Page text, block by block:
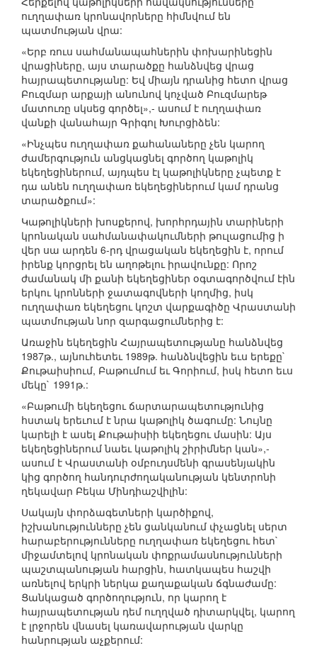
ուղղափառ կրոնավորները հիմնվում են
պատմության վրա:
«Երբ ռուս սահմանապահներին փոխարինեցին
վրացիները, այս տարածքը հանձնվեց վրաց
հայրապետությանը: Եվ միայն դրանից հետո վրաց
Բուզմար արքայի անունով կոչված Բուզմարեթ
մատուռը սկսեց գործել»,- ասում է ուղղափառ
վանքի վանահայր Գրիգոլ Խուրցիձեն:
«Ինչպես ուղղափառ քահանաները չեն կարող
ժամերգություն անցկացնել գործող կաթոլիկ
եկեղեցիներում, այդպես էլ կաթոլիկները չպետք է
դա անեն ուղղափառ եկեղեցիներում կամ դրանց
տարածքում»:
Կաթոլիկների խոսքերով, խորհրդային տարիների
կրոնական սահմանափակումների թուլացումից ի
վեր սա արդեն 6-րդ վրացական եկեղեցին է, որում
իրենք կորցրել են աղոթելու իրավունքը: Որոշ
ժամանակ մի քանի եկեղեցիներ օգտագործվում էին
երկու կրոնների ջատագովների կողմից, իսկ
ուղղափառ եկեղեցու կոշտ վարքագիծը Վրաստանի
պատմության նոր զարգացումներից է:
Առաջին եկեղեցին Հայրապետությանը հանձնվեց
1987թ., այնուհետեւ 1989թ. հանձնվեցին եւս երեքը`
Քութաիսիում, Բաթումում եւ Գորիում, իսկ հետո եւս
մեկը` 1991թ.:
«Բաթումի եկեղեցու ճարտարապետությունից
հստակ երեւում է նրա կաթոլիկ ծագումը: Նույնը
կարելի է ասել Քութաիսիի եկեղեցու մասին: Այս
եկեղեցիներում նաեւ կաթոլիկ շիրիմներ կան»,-
ասում է Վրաստանի օմբուդսմենի գրասենյակին
կից գործող հանդուրժողականության կենտրոնի
ղեկավար Բեկա Մինդիաշվիլին:
Սակայն փորձագետների կարծիքով,
իշխանությունները չեն ցանկանում փչացնել սերտ
հարաբերությունները ուղղափառ եկեղեցու հետ`
միջամտելով կրոնական փոքրամասնությունների
պաշտպանության հարցին, հատկապես հաշվի
առնելով երկրի ներկա քաղաքական ճգնաժամը:
Ցանկացած գործողություն, որ կարող է
հայրապետության դեմ ուղղված դիտարկվել, կարող
է լրջորեն վնասել կառավարության վարկը
հանրության աչքերում: